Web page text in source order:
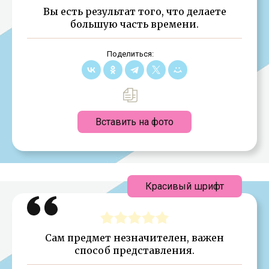
Вы есть результат того, что делаете
большую часть времени.
Поделиться:
Вставить на фото
Сам предмет незначителен, важен
способ представления.
Красивый шрифт